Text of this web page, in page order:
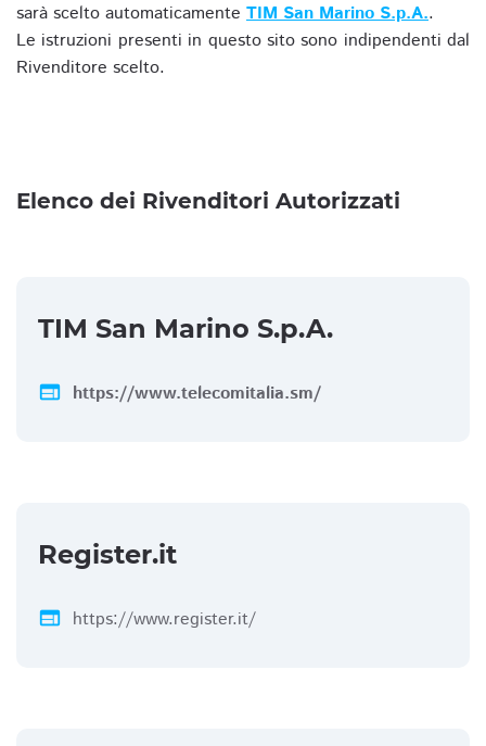
sarà scelto automaticamente TIM San Marino S.p.A..
Le istruzioni presenti in questo sito sono indipendenti dal
Rivenditore scelto.
Elenco dei Rivenditori Autorizzati
TIM San Marino S.p.A.
web https://www.telecomitalia.sm/
Register.it
web https://www.register.it/